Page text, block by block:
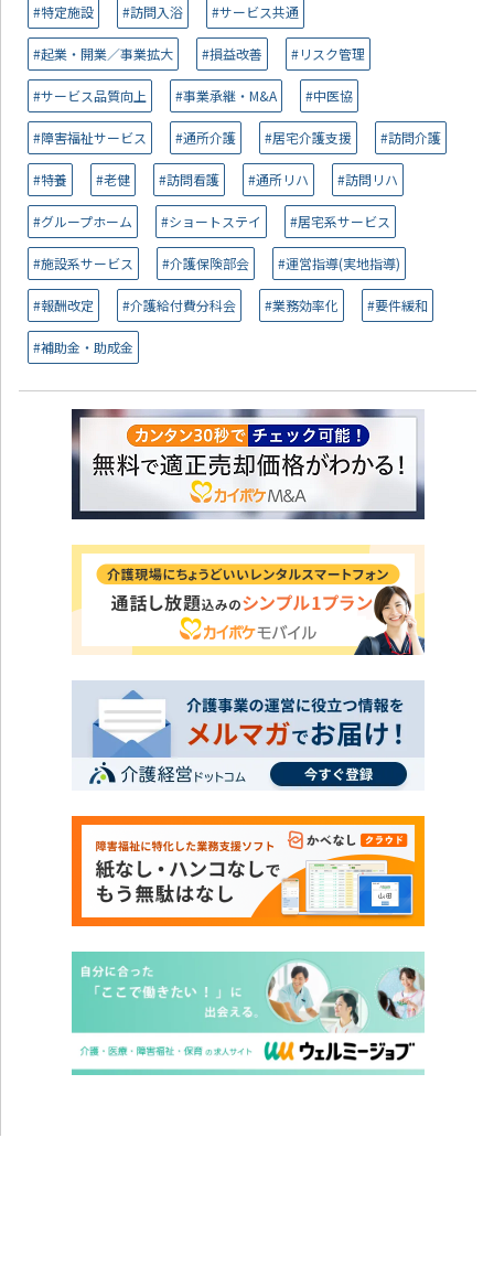
#特定施設 #訪問入浴 #サービス共通
#起業・開業／事業拡大 #損益改善 #リスク管理
#サービス品質向上 #事業承継・M&A #中医協
#障害福祉サービス #通所介護 #居宅介護支援 #訪問介護
#特養 #老健 #訪問看護 #通所リハ #訪問リハ
#グループホーム #ショートステイ #居宅系サービス
#施設系サービス #介護保険部会 #運営指導(実地指導)
#報酬改定 #介護給付費分科会 #業務効率化 #要件緩和
#補助金・助成金